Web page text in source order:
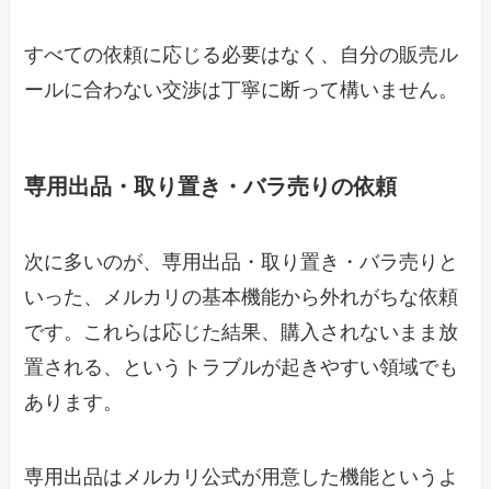
すべての依頼に応じる必要はなく、自分の販売ル
ールに合わない交渉は丁寧に断って構いません。
専用出品・取り置き・バラ売りの依頼
次に多いのが、専用出品・取り置き・バラ売りと
いった、メルカリの基本機能から外れがちな依頼
です。これらは応じた結果、購入されないまま放
置される、というトラブルが起きやすい領域でも
あります。
専用出品はメルカリ公式が用意した機能というよ